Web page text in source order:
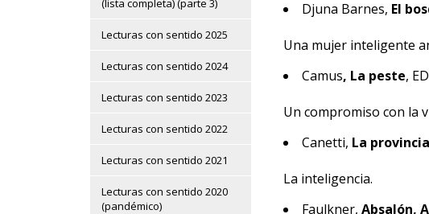
(lista completa) (parte 3)
Lecturas con sentido 2025
Lecturas con sentido 2024
Lecturas con sentido 2023
Lecturas con sentido 2022
Lecturas con sentido 2021
Lecturas con sentido 2020
(pandémico)
Djuna Barnes, El
Una mujer inteligente
Camus, La peste,
Un compromiso con la
Canetti, La
La inteligencia.
Faulkner, Absalón,